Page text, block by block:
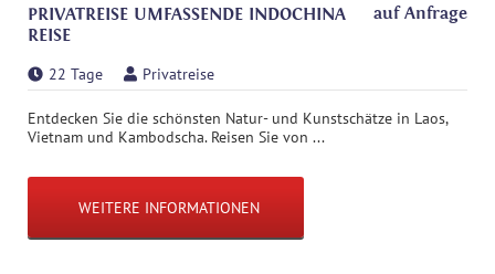
PRIVATREISE UMFASSENDE INDOCHINA
REISE
auf Anfrage
22 Tage Privatreise
Entdecken Sie die schönsten Natur- und Kunstschätze in Laos,
Vietnam und Kambodscha. Reisen Sie von ...
WEITERE INFORMATIONEN